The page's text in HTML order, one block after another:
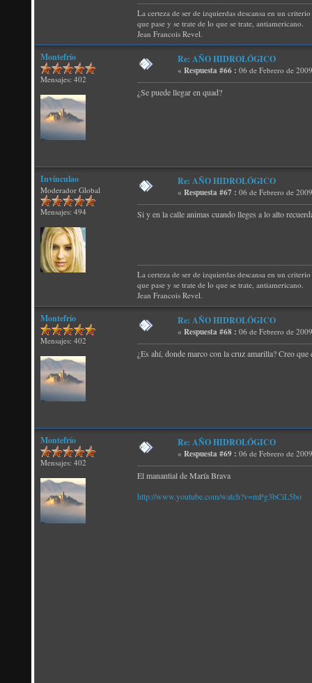
La certeza de ser de izquierdas descansa en un
que pase y se trate de lo que se trate, antiamericano.
Jean Francois Revel.
Montefrío
Mensajes: 402
Re: AÑO HIDROLÓGICO
« Respuesta #66 : 06 de Febrero de
¿Se puede llegar en quad?
Invinculao
Moderador Global
Mensajes: 494
Re: AÑO HIDROLÓGICO
« Respuesta #67 : 06 de Febrero de
Si y en la calle animas cuando lleges a lo alto
La certeza de ser de izquierdas descansa en un
que pase y se trate de lo que se trate, antiamericano.
Jean Francois Revel.
Montefrío
Mensajes: 402
Re: AÑO HIDROLÓGICO
« Respuesta #68 : 06 de Febrero de
¿Es ahí, donde marco con la cruz amarilla? Creo
Montefrío
Mensajes: 402
Re: AÑO HIDROLÓGICO
« Respuesta #69 : 06 de Febrero de
El manantial de María Brava
http://www.youtube.com/watch?v=mPg3bCiL5bo